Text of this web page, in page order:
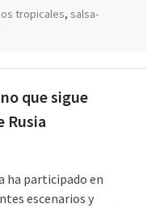
tropicales, salsa-
que sigue
Rusia
ha participado en
escenarios y